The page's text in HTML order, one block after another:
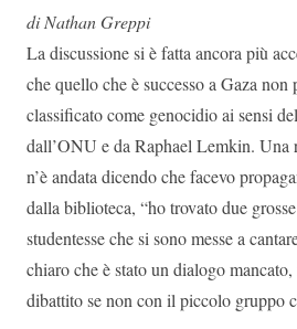
di Nathan Greppi
La discussione si è fatta ancora più
che quello che è successo a Gaza non
classificato come genocidio ai sensi
dall’ONU e da Raphael Lemkin. Una
n’è andata dicendo che facevo
dalla biblioteca, “ho trovato due
studentesse che si sono messe a
chiaro che è stato un dialogo
dibattito se non con il piccolo gruppo